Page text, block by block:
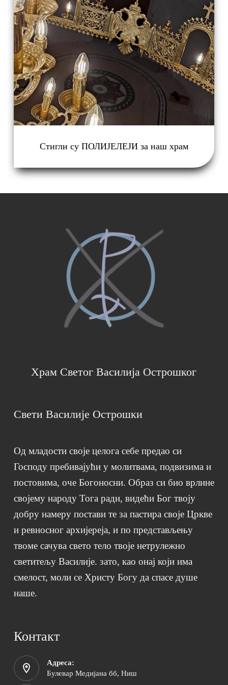
Стигли су ПОЛИЈЕЛЕЈИ за наш храм
Храм Светог Василија Острошког
Свети Василије Острошки
Од младости своје целога себе предао си
Господу пребивајући у молитвама, подвизима и
постовима, оче Богоносни. Образ си био врлине
својему народу Тога ради, видећи Бог твоју
добру намеру постави те за пастира своје Цркве
и ревносног архијереја, и по представљењу
твоме сачува свето тело твоје нетрулежно
светитељу Василије. зато, као онај који има
смелост, моли се Христу Богу да спасе душе
наше.
Контакт
Адреса:
Булевар Медијана бб, Ниш